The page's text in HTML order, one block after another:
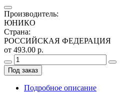
Производитель:
ЮНИКО
Страна:
РОССИЙСКАЯ ФЕДЕРАЦИЯ
от 493.00 р.
Под заказ
Подробное описание